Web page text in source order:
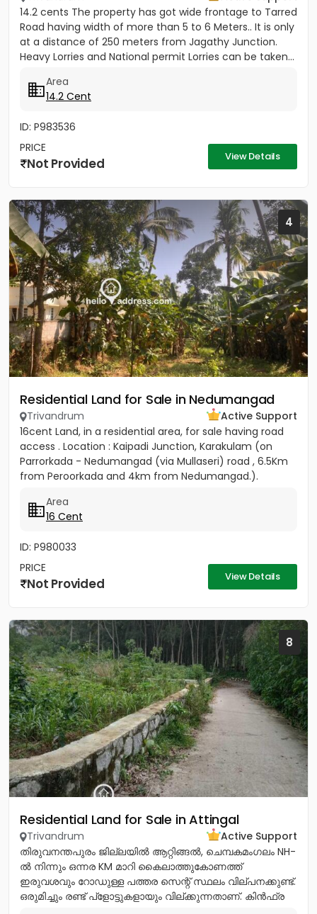
14.2 cents The property has got wide frontage to Tarred
Road having width of more than 5 to 6 Meters.. It is only
at a distance of 250 meters from Jagathy Junction.
Heavy Lorries and National permit Lorries can be taken...
Area
14.2 Cent
ID: P983536
PRICE
Not Provided View Details
4
Residential Land for Sale in Nedumangad
Trivandrum
Active Support
16cent Land, in a residential area, for sale having road
access . Location : Kaipadi Junction, Karakulam (on
Parrorkada - Nedumangad (via Mullaseri) road , 6.5Km
from Peroorkada and 4km from Nedumangad.).
Area
16 Cent
ID: P980033
PRICE
Not Provided View Details
8
Residential Land for Sale in Attingal
Trivandrum
Active Support
തിരുവനന്തപുരം ജില്ലയിൽ ആറ്റിങ്ങൽ, ചെമ്പകമംഗലം NH-
ൽ നിന്നും ഒന്നര KM മാറി കൈലാത്തുകോണത്ത്
ഇരുവശവും റോഡുള്ള പത്തര സെന്റ് സ്ഥലം വില്പനക്കുണ്ട്.
ഒരുമിച്ചും രണ്ട് പ്ളോട്ടുകളായും വില്ക്കുന്നതാണ്. കിൻഫ്ര